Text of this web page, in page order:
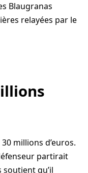
Blaugranas
relayées par le
millions d’euros.
partirait
soutient qu’il